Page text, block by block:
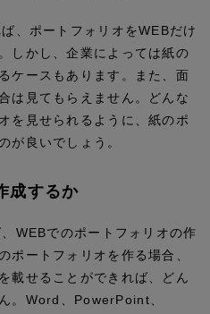
、ポートフォリオをWEBだけ
しかし、企業によっては紙の
ケースもあります。また、面
は見てもらえません。どんな
を見せられるように、紙のポ
が良いでしょう。
成するか
WEBでのポートフォリオの作
ポートフォリオを作る場合、
載せることができれば、どん
。Word、PowerPoint、